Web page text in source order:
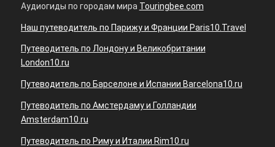
Аудиогиды по городам мира Touringbee.com
Наш путеводитель по Парижу и Франции Paris10.Travel
Путеводитель по Лондону и Великобритании
London10.ru
Путеводитель по Барселоне и Испании Barcelona10.ru
Путеводитель по Амстердаму и Голландии
Amsterdam10.ru
Путеводитель по Риму и Италии Rim10.ru